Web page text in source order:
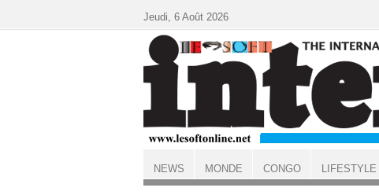
ACCUEIL
Jeudi, 6 Août 2026
NEWS MONDE CONGO LIFESTYLE